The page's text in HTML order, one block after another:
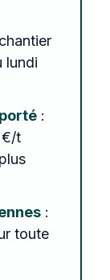
lundi
:
€/t
:
toute